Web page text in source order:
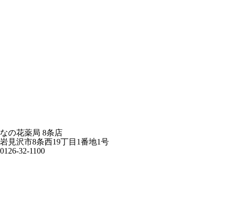
なの花薬局 8条店
岩見沢市8条西19丁目1番地1号
0126-32-1100